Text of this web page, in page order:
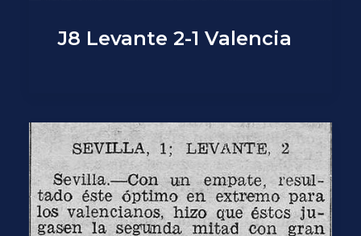
J8 Levante 2-1 Valencia